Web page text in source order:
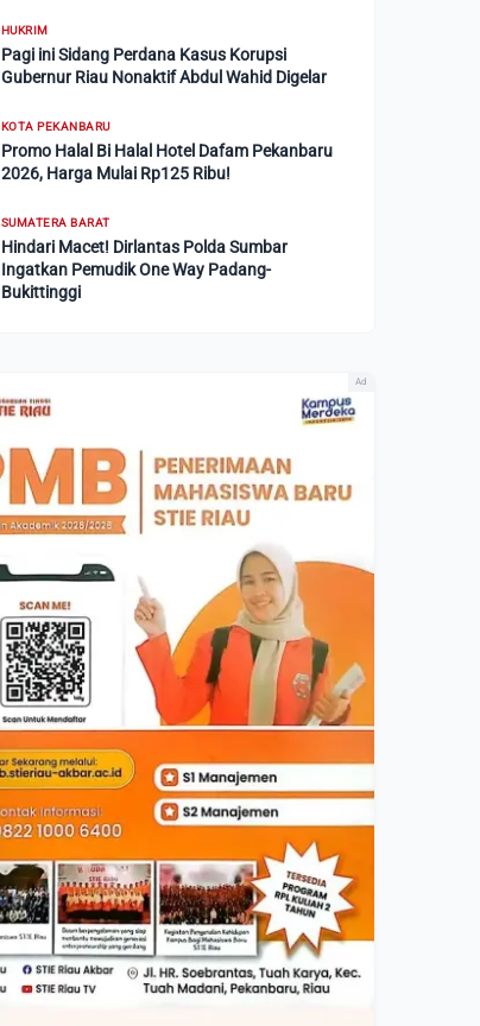
HUKRIM
Pagi ini Sidang Perdana Kasus Korupsi
Gubernur Riau Nonaktif Abdul Wahid Digelar
KOTA PEKANBARU
Promo Halal Bi Halal Hotel Dafam Pekanbaru
2026, Harga Mulai Rp125 Ribu!
SUMATERA BARAT
Hindari Macet! Dirlantas Polda Sumbar
Ingatkan Pemudik One Way Padang-
Bukittinggi
Ad